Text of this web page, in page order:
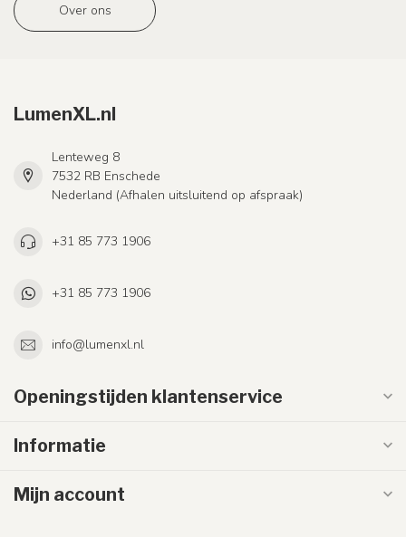
Over ons
LumenXL.nl
Lenteweg 8
7532 RB Enschede
Nederland (Afhalen uitsluitend op afspraak)
+31 85 773 1906
+31 85 773 1906
info@lumenxl.nl
Openingstijden klantenservice
Informatie
Mijn account